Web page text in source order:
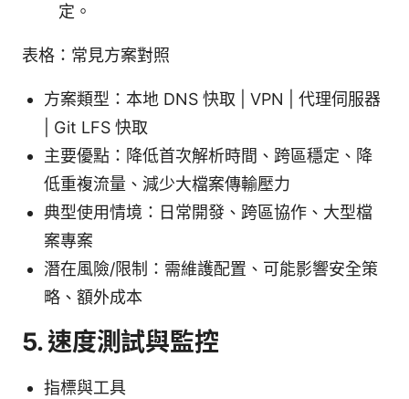
定。
表格：常見方案對照
方案類型：本地 DNS 快取 | VPN | 代理伺服器
| Git LFS 快取
主要優點：降低首次解析時間、跨區穩定、降
低重複流量、減少大檔案傳輸壓力
典型使用情境：日常開發、跨區協作、大型檔
案專案
潛在風險/限制：需維護配置、可能影響安全策
略、額外成本
5. 速度測試與監控
指標與工具